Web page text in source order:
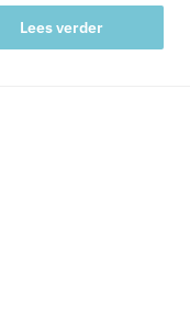
Lees verder